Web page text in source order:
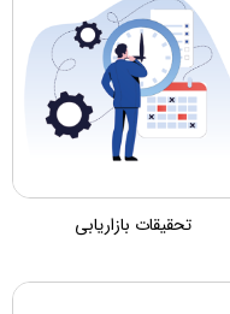
تحقیقات بازاریابی